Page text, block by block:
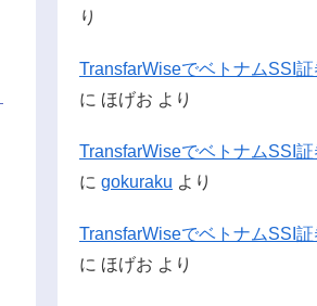
り
TransfarWiseでベトナムSSI
に ほげお より
TransfarWiseでベトナムSSI
に gokuraku より
TransfarWiseでベトナムSSI
に ほげお より